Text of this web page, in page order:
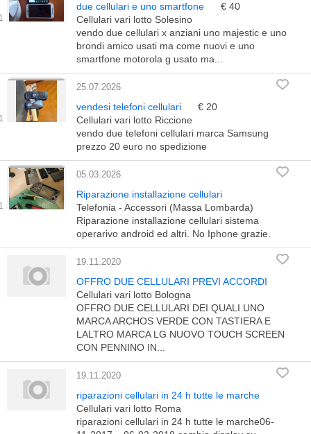
due cellulari e uno smartfone
€ 40
Cellulari vari lotto Solesino
vendo due cellulari x anziani uno majestic e uno
brondi amico usati ma come nuovi e uno
smartfone motorola g usato ma...
25.07.2026
vendesi telefoni cellulari
€ 20
Cellulari vari lotto Riccione
vendo due telefoni cellulari marca Samsung
prezzo 20 euro no spedizione
05.03.2026
Riparazione installazione cellulari
Telefonia - Accessori (Massa Lombarda)
Riparazione installazione cellulari sistema
operarivo android ed altri. No Iphone grazie.
19.11.2020
OFFRO DUE CELLULARI PREVI ACCORDI
Cellulari vari lotto Bologna
OFFRO DUE CELLULARI DEI QUALI UNO
MARCA ARCHOS VERDE CON TASTIERA E
LALTRO MARCA LG NUOVO TOUCH SCREEN
CON PENNINO IN...
19.11.2020
riparazioni cellulari in 24 h tutte le marche
Cellulari vari lotto Roma
riparazioni cellulari in 24 h tutte le marche06-